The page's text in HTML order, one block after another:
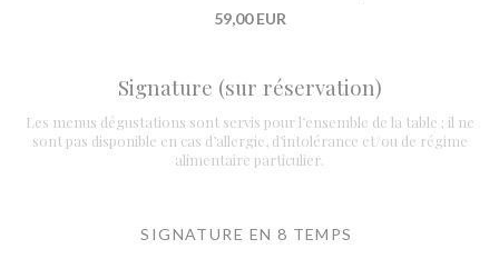
59,00 EUR
Signature (sur réservation)
Les menus dégustations sont servis pour l’ensemble de la table ; il ne
sont pas disponible en cas d’allergie, d’intolérance et/ou de régime
alimentaire particulier.
SIGNATURE EN 8 TEMPS